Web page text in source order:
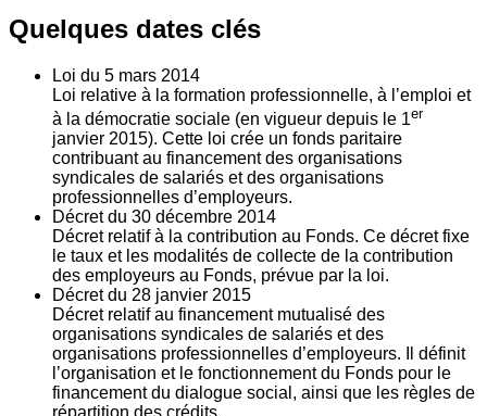
Quelques dates clés
Loi du 5 mars 2014
Loi relative à la formation professionnelle, à l’emploi et
à la démocratie sociale (en vigueur depuis le 1er
janvier 2015). Cette loi crée un fonds paritaire
contribuant au financement des organisations
syndicales de salariés et des organisations
professionnelles d’employeurs.
Décret du 30 décembre 2014
Décret relatif à la contribution au Fonds. Ce décret fixe
le taux et les modalités de collecte de la contribution
des employeurs au Fonds, prévue par la loi.
Décret du 28 janvier 2015
Décret relatif au financement mutualisé des
organisations syndicales de salariés et des
organisations professionnelles d’employeurs. Il définit
l’organisation et le fonctionnement du Fonds pour le
financement du dialogue social, ainsi que les règles de